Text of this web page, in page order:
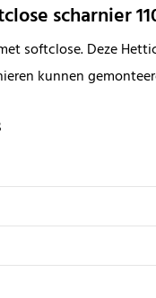
scharnier
softclose. Deze
kunnen